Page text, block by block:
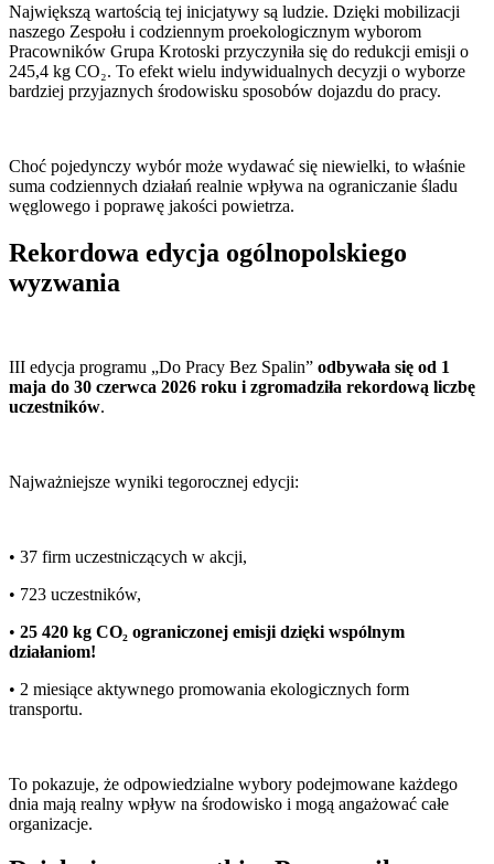
Największą wartością tej inicjatywy są ludzie. Dzięki mobilizacji
naszego Zespołu i codziennym proekologicznym wyborom
Pracowników Grupa Krotoski przyczyniła się do redukcji emisji o
245,4 kg CO₂. To efekt wielu indywidualnych decyzji o wyborze
bardziej przyjaznych środowisku sposobów dojazdu do pracy.
Choć pojedynczy wybór może wydawać się niewielki, to właśnie
suma codziennych działań realnie wpływa na ograniczanie śladu
węglowego i poprawę jakości powietrza.
Rekordowa edycja ogólnopolskiego
wyzwania
III edycja programu „Do Pracy Bez Spalin” odbywała się od 1
maja do 30 czerwca 2026 roku i zgromadziła rekordową liczbę
uczestników.
Najważniejsze wyniki tegorocznej edycji:
• 37 firm uczestniczących w akcji,
• 723 uczestników,
• 25 420 kg CO₂ ograniczonej emisji dzięki wspólnym
działaniom!
• 2 miesiące aktywnego promowania ekologicznych form
transportu.
To pokazuje, że odpowiedzialne wybory podejmowane każdego
dnia mają realny wpływ na środowisko i mogą angażować całe
organizacje.